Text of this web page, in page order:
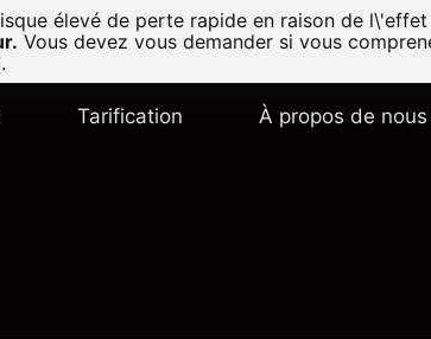
élevé de perte rapide en raison de l\'effet
Vous devez vous demander si vous
Tarification À propos de nous